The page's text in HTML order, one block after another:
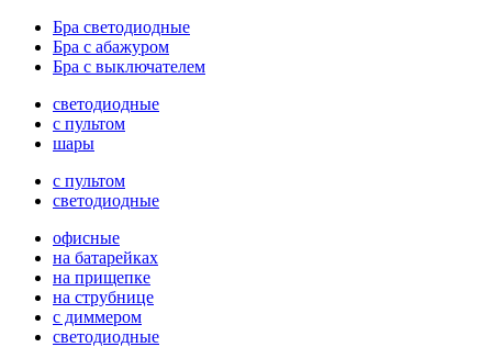
Бра светодиодные
Бра с абажуром
Бра с выключателем
светодиодные
с пультом
шары
с пультом
светодиодные
офисные
на батарейках
на прищепке
на струбнице
с диммером
светодиодные